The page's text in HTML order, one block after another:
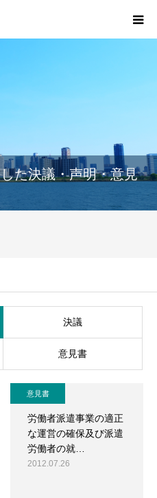
た決議・声明・意見
決議
意見書
意見書
労働者派遣事業の適正
な運営の確保及び派遣
労働者の就…
2012.07.26